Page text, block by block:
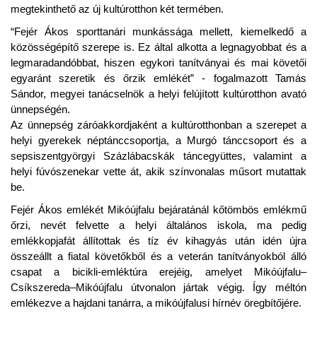
megtekinthető az új kultúrotthon két termében.
“Fejér Ákos sporttanári munkássága mellett, kiemelkedő a
közösségépítő szerepe is. Ez által alkotta a legnagyobbat és a
legmaradandóbbat, hiszen egykori tanítványai és mai követői
egyaránt szeretik és őrzik emlékét” - fogalmazott Tamás
Sándor, megyei tanácselnök a helyi felújított kultúrotthon avató
ünnepségén.
Az ünnepség záróakkordjaként a kultúrotthonban a szerepet a
helyi gyerekek néptánccsoportja, a Murgó tánccsoport és a
sepsiszentgyörgyi Százlábacskák táncegyüttes, valamint a
helyi fúvószenekar vette át, akik színvonalas műsort mutattak
be.
Fejér Ákos emlékét Mikóújfalu bejáratánál kőtömbös emlékmű
őrzi, nevét felvette a helyi általános iskola, ma pedig
emlékkopjafát állítottak és tíz év kihagyás után idén újra
összeállt a fiatal követőkből és a veterán tanítványokból álló
csapat a bicikli-emléktúra erejéig, amelyet Mikóújfalu–
Csíkszereda–Mikóújfalu útvonalon jártak végig. Így méltón
emlékezve a hajdani tanárra, a mikóújfalusi hírnév öregbítőjére.